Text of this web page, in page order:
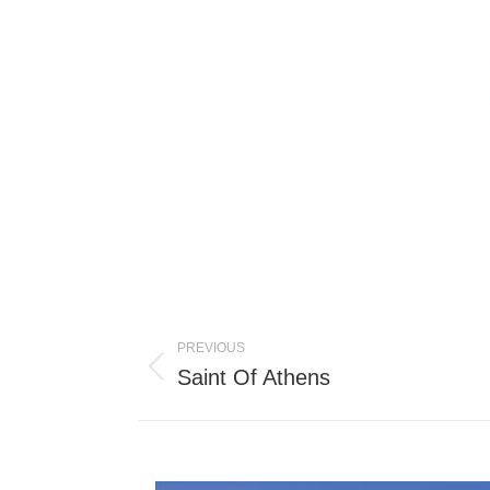
navigation
PREVIOUS
Previous
Saint Of Athens